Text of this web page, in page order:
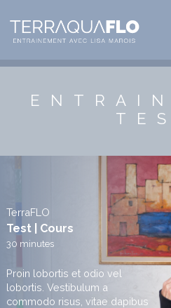
TerraFLO
Test | Cours
30 minutes
Proin lobortis et odio vel
lobortis. Vestibulum a
commodo risus, vitae dapibus